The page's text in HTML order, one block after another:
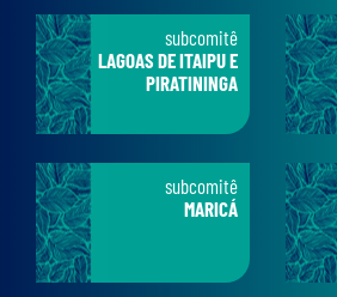
subcomitê
LAGOAS DE ITAIPU E
PIRATININGA
subcomitê
MARICÁ